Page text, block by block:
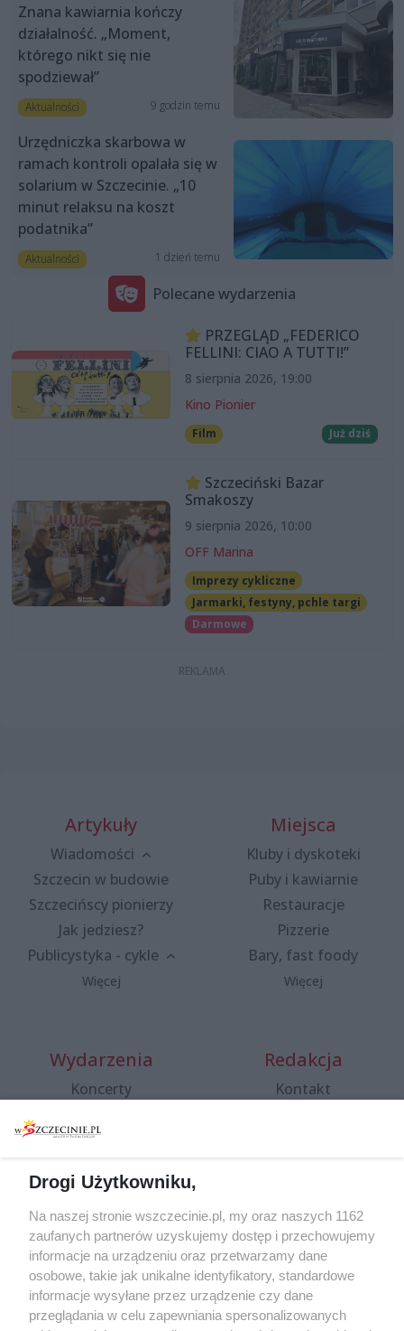
Znana kawiarnia kończy
działalność. „Moment,
którego nikt się nie
spodziewał”
Aktualności 9 godzin temu
Urzędniczka skarbowa w
ramach kontroli opalała się w
solarium w Szczecinie. „10
minut relaksu na koszt
podatnika”
Aktualności 1 dzień temu
Polecane wydarzenia
PRZEGLĄD „FEDERICO
FELLINI: CIAO A TUTTI!”
8 sierpnia 2026, 19:00
Kino Pionier
Film Już dziś
Szczeciński Bazar
Smakoszy
9 sierpnia 2026, 10:00
OFF Marina
Imprezy cykliczne
Jarmarki, festyny, pchle targi
Darmowe
Artykuły
Wiadomości
Szczecin w budowie
Szczecińscy pionierzy
Jak jedziesz?
Publicystyka - cykle
Więcej
Miejsca
Kluby i dyskoteki
Puby i kawiarnie
Restauracje
Pizzerie
Bary, fast foody
Więcej
Wydarzenia
Koncerty
Spacery i oprowadzania
targi
Wernisaże
Więcej
Redakcja
Kontakt
Specjalny koncert z okazji
20. urodzin portalu
wSzczecinie.pl
Regulamin konkursów
śniadaniówka "Hej
Szczecin! Jest piątek!"
Drogi Użytkowniku,
Na naszej stronie wszczecinie.pl, my oraz naszych 1162
zaufanych partnerów uzyskujemy dostęp i przechowujemy
informacje na urządzeniu oraz przetwarzamy dane
osobowe, takie jak unikalne identyfikatory, standardowe
informacje wysyłane przez urządzenie czy dane
przeglądania w celu zapewniania spersonalizowanych